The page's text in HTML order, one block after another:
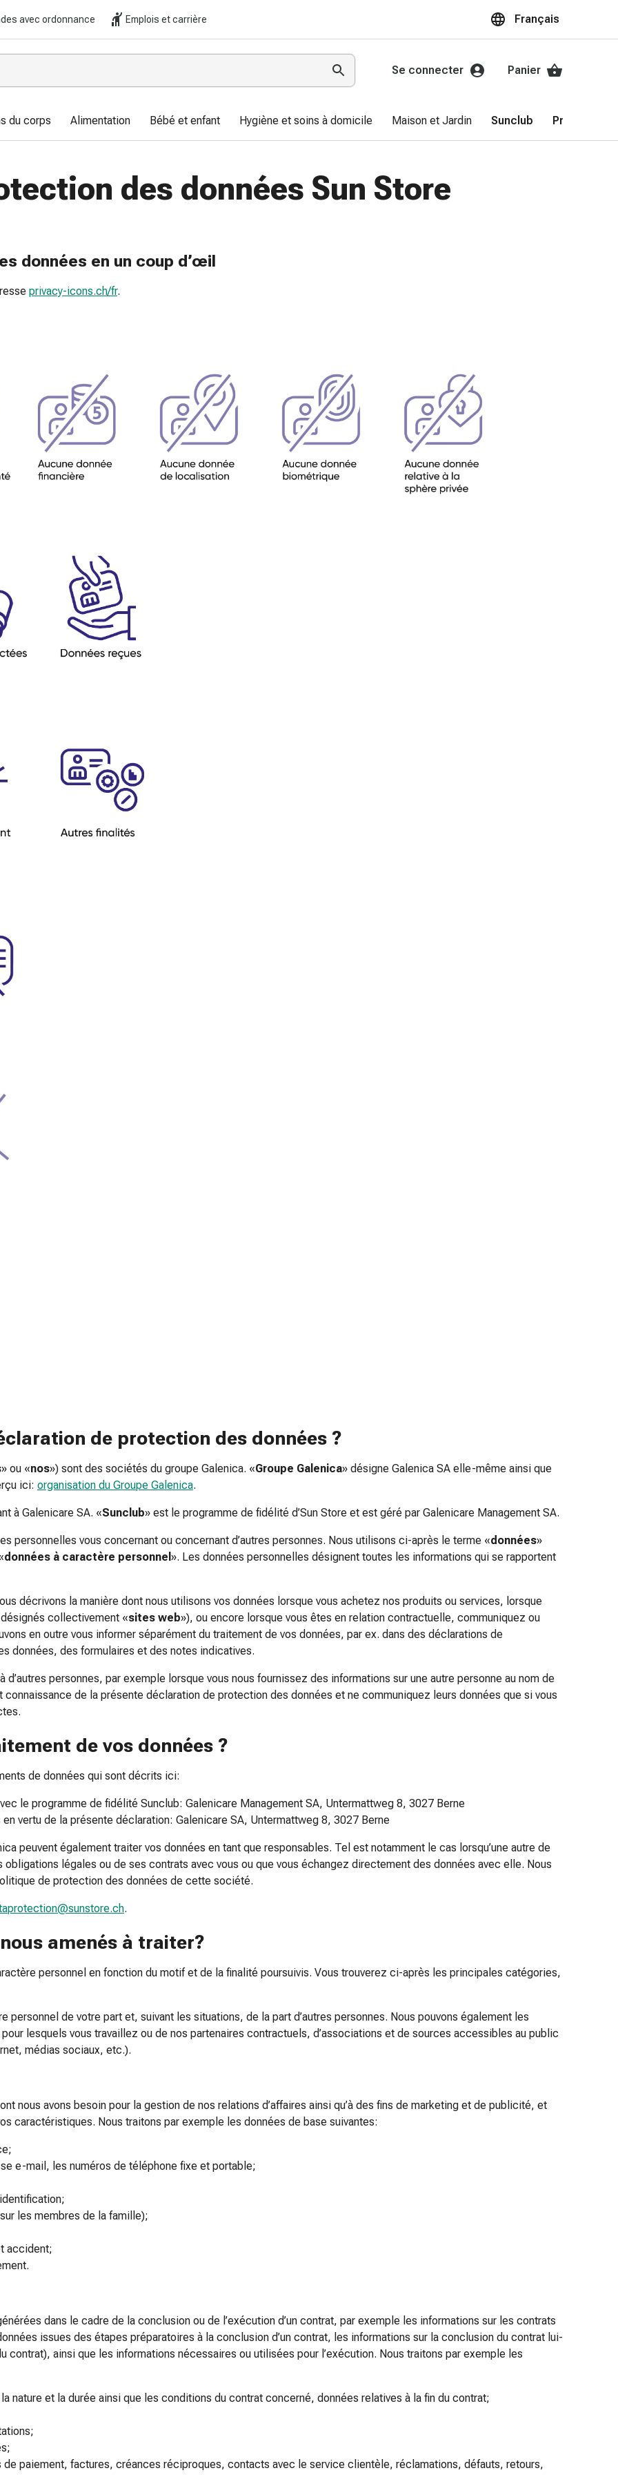
avec ordonnance Emplois et carrière Français
Se connecter Panier
du corps Alimentation Bébé et enfant Hygiène et soins à domicile Maison et Jardin Sunclub Promotions
des données Sun Store
données en un coup d’œil
privacy-icons.ch/fr.
de protection des données ?
» ou «nos») sont des sociétés du groupe Galenica. «Groupe Galenica» désigne Galenica SA elle-même ainsi que
ici: organisation du Groupe Galenica.
à Galenicare SA. «Sunclub» est le programme de fidélité d’Sun Store et est géré par Galenicare Management SA.
personnelles vous concernant ou concernant d’autres personnes. Nous utilisons ci-après le terme «données»
données à caractère personnel ». Les données personnelles désignent toutes les informations qui se rapportent
décrivons la manière dont nous utilisons vos données lorsque vous achetez nos produits ou services, lorsque
collectivement «sites web»), ou encore lorsque vous êtes en relation contractuelle, communiquez ou
en outre vous informer séparément du traitement de vos données, par ex. dans des déclarations de
données, des formulaires et des notes indicatives.
personnes, par exemple lorsque vous nous fournissez des informations sur une autre personne au nom de
de la présente déclaration de protection des données et ne communiquez leurs données que si vous
de vos données ?
de données qui sont décrits ici:
le programme de fidélité Sunclub: Galenicare Management SA, Untermattweg 8, 3027 Berne
vertu de la présente déclaration: Galenicare SA, Untermattweg 8, 3027 Berne
peuvent également traiter vos données en tant que responsables. Tel est notamment le cas lorsqu’une autre de
légales ou de ses contrats avec vous ou que vous échangez directement des données avec elle. Nous
de protection des données de cette société.
.
amenés à traiter?
personnel en fonction du motif et de la finalité poursuivis. Vous trouverez ci-après les principales catégories,
personnel de votre part et, suivant les situations, de la part d’autres personnes. Nous pouvons également les
lesquels vous travaillez ou de nos partenaires contractuels, d’associations et de sources accessibles au public
médias sociaux, etc.).
nous avons besoin pour la gestion de nos relations d’affaires ainsi qu’à des fins de marketing et de publicité, et
caractéristiques. Nous traitons par exemple les données de base suivantes:
e-mail, les numéros de téléphone fixe et portable;
les membres de la famille);
accident;
dans le cadre de la conclusion ou de l’exécution d’un contrat, par exemple les informations sur les contrats
issues des étapes préparatoires à la conclusion d’un contrat, les informations sur la conclusion du contrat lui-
contrat), ainsi que les informations nécessaires ou utilisées pour l’exécution. Nous traitons par exemple les
nature et la durée ainsi que les conditions du contrat concerné, données relatives à la fin du contrat;
paiement, factures, créances réciproques, contacts avec le service clientèle, réclamations, défauts, retours,